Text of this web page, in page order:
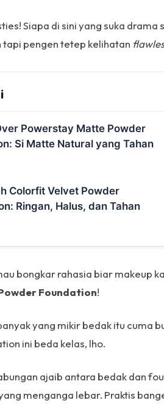
Siapa di sini yang suka
tapi pengen tetep kelihatan
Powerstay Matte Powder
Si Matte Natural yang Tahan
Colorfit Velvet Powder
Ringan, Halus, dan Tahan
bongkar rahasia biar makeup
Foundation!
yang mikir bedak itu cuma
ini beda kelas, lho.
ajaib antara bedak dan
menganga lebar. Praktis